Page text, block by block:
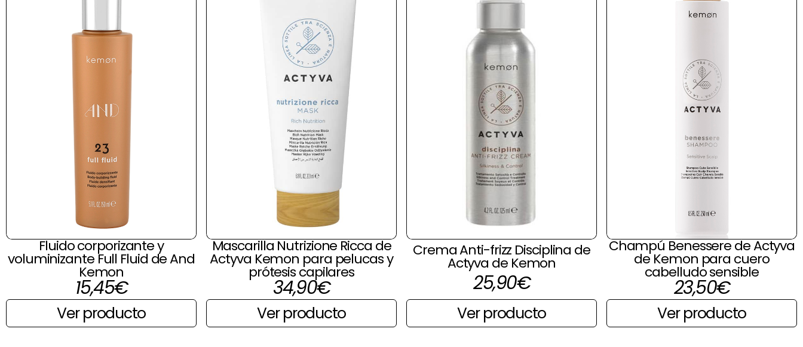
Fluido corporizante y
voluminizante Full Fluid de And
Kemon
15,45€
Ver producto
Mascarilla Nutrizione Ricca de
Actyva Kemon para pelucas y
prótesis capilares
34,90€
Ver producto
Crema Anti-frizz Disciplina de
Actyva de Kemon
25,90€
Ver producto
Champú Benessere de Actyva
de Kemon para cuero
cabelludo sensible
23,50€
Ver producto